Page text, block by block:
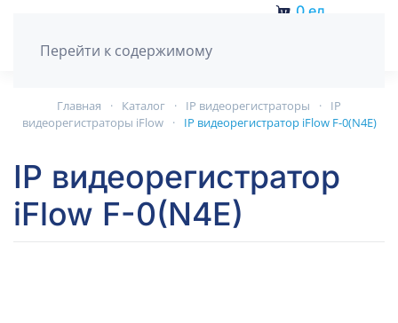
Перейти к содержимому
0 ед.
Главная Каталог IP видеорегистраторы
IP
видеорегистраторы iFlow
IP видеорегистратор iFlow F-0(N4E)
IP видеорегистратор
iFlow F-0(N4E)